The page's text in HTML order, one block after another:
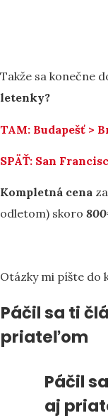
Takže sa konečne
letenky?
TAM: Budapešť >
SPÄŤ: San
Kompletná cena
odletom) skoro
Otázky mi píšte do
Páčil sa ti
priateľom
Páčil
aj